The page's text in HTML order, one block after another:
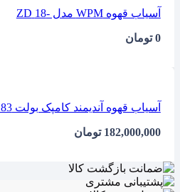
آسیاب قهوه WPM مدل -18 ZD
0 تومان
آسیاب قهوه آندیمند کامپک بولت BOLET 83
182,000,000 تومان